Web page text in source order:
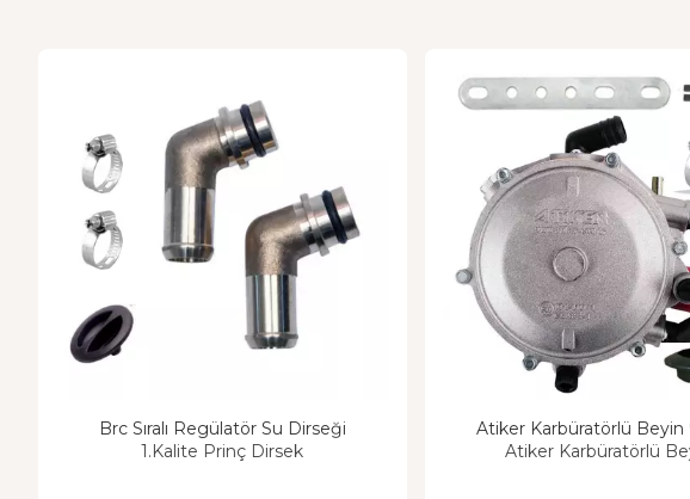
Brc Sıralı Regülatör Su Dirseği
1.Kalite Prinç Dirsek
Atiker Karbüratörlü Beyin
Atiker Karbüratörlü